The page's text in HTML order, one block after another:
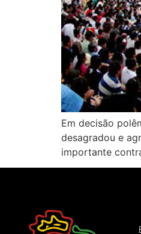
Em decisão
desagradou e
importante